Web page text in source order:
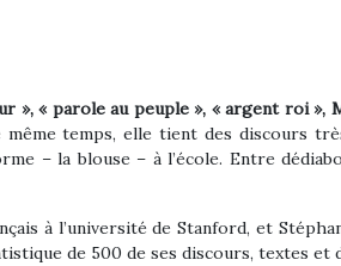
», « parole au peuple », « argent roi »,
même temps, elle tient des discours
– la blouse – à l’école. Entre
à l’université de Stanford, et
de 500 de ses discours, textes et